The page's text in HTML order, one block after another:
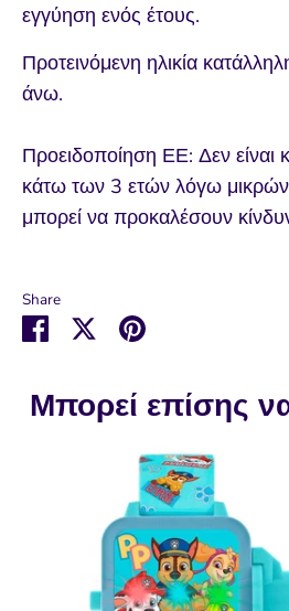
εγγύηση ενός έτους.
Προτεινόμενη ηλικία
άνω.
Προειδοποίηση ΕΕ: Δεν είναι
κάτω των 3 ετών λόγω
μπορεί να προκαλέσουν
Share
Μοιραστείτε
Facebook
Μοιραστείτε
Twitter
Καρφιτσώστε
Μπορεί επίσης